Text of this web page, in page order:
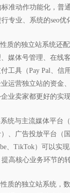
准动作功能化，普
专业、系统的seo优
性质的独立站系统还
媒体号管理、在线
工具（Pay Pal、信
业运营独立站的资金
企业卖家都更好的实
系统与主流媒体平台
、广告投放平台（
、TikTok）可以实
提高核心业务环节的
性质的独立站系统，